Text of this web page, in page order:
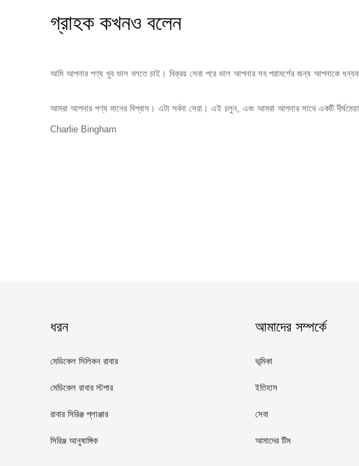
গ্রাহক কখনও বলেন
আমি আপনার পণ্য খুব ভাল বলতে চাই। বিক্রয় সেবা পরে ভাল আপনার সব পরামর্শের জন্য আপনাকে
আমরা আপনার পণ্য মানের বিশ্বাস। এটা সর্বদা সেরা। এই চলুন, এবং আমরা আপনার সাথে একটি
Charlie Bingham
ধরন
মেডিকেল সিলিকন রাবার
মেডিকেল রাবার স্টপার
রাবার সিরিঞ্জ প্লাঞ্জার
সিরিঞ্জ আনুষাঙ্গিক
আমাদের সম্পর্কে
ভূমিকা
ইতিহাস
সেবা
আমাদের টিম